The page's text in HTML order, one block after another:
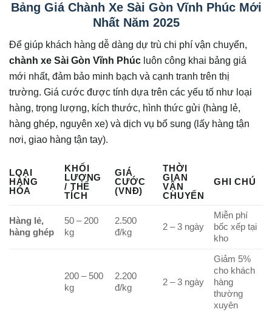
Bảng Giá Chành Xe Sài Gòn Vĩnh Phúc Mới
Nhất Năm 2025
Để giúp khách hàng dễ dàng dự trù chi phí vận chuyển,
chành xe Sài Gòn Vĩnh Phúc luôn công khai bảng giá
mới nhất, đảm bảo minh bạch và cạnh tranh trên thị
trường. Giá cước được tính dựa trên các yếu tố như loại
hàng, trọng lượng, kích thước, hình thức gửi (hàng lẻ,
hàng ghép, nguyên xe) và dịch vụ bổ sung (lấy hàng tận
nơi, giao hàng tận tay).
LOẠI
HÀNG
HÓA
KHỐI
LƯỢNG
/ THỂ
TÍCH
GIÁ
CƯỚC
(VNĐ)
THỜI
GIAN
VẬN
CHUYỂN
GHI CHÚ
Hàng lẻ,
hàng ghép
50 – 200
kg
2.500
đ/kg
2 – 3 ngày
Miễn phí
bốc xếp tại
kho
200 – 500
kg
2.200
đ/kg
2 – 3 ngày
Giảm 5%
cho khách
hàng
thường
xuyên